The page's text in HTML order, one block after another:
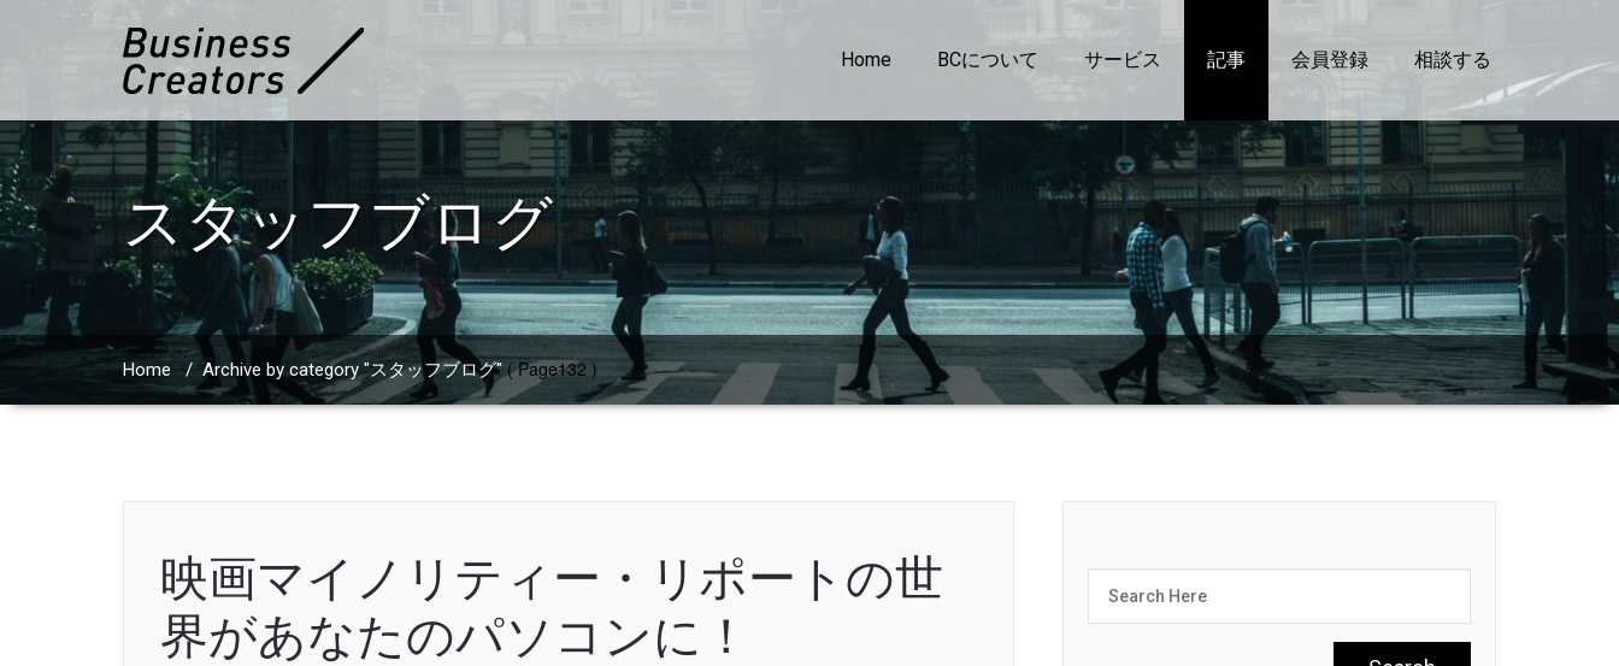
Home BCについて サービス 記事 会員登録 相談する
スタッフブログ
Home / Archive by category "スタッフブログ" ( Page132 )
映画マイノリティー・リポートの世
界があなたのパソコンに！